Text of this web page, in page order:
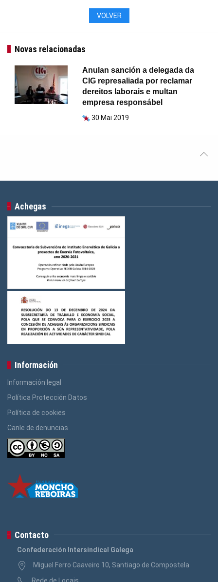
VOLVER
Novas relacionadas
Anulan sanción a delegada da
CIG represaliada por reclamar
dereitos laborais e multan
empresa responsábel
30 Mai 2019
Achegas
Información
Información legal
Política Protección Datos
Política de cookies
Canle de denuncias
Contacto
Confederación Intersindical Galega
Miguel Ferro Caaveiro 10, Santiago de Compostela
Rede de Locais